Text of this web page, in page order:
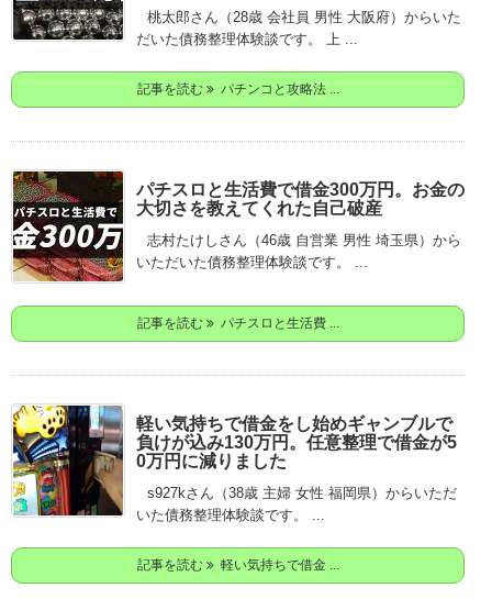
桃太郎さん（28歳 会社員 男性 大阪府）からいた
だいた債務整理体験談です。 上 ...
記事を読む パチンコと攻略法 ...
パチスロと生活費で借金300万円。お金の
大切さを教えてくれた自己破産
志村たけしさん（46歳 自営業 男性 埼玉県）から
いただいた債務整理体験談です。 ...
記事を読む パチスロと生活費 ...
軽い気持ちで借金をし始めギャンブルで
負けが込み130万円。任意整理で借金が5
0万円に減りました
s927kさん（38歳 主婦 女性 福岡県）からいただ
いた債務整理体験談です。 ...
記事を読む 軽い気持ちで借金 ...